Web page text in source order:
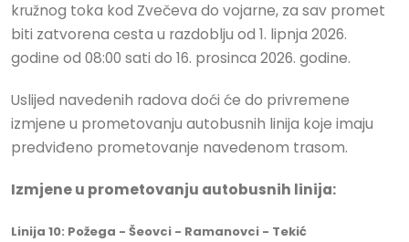
kružnog toka kod Zvečeva do vojarne, za sav promet
biti zatvorena cesta u razdoblju od 1. lipnja 2026.
godine od 08:00 sati do 16. prosinca 2026. godine.
Uslijed navedenih radova doći će do privremene
izmjene u prometovanju autobusnih linija koje imaju
predviđeno prometovanje navedenom trasom.
Izmjene u prometovanju autobusnih linija:
Linija 10: Požega - Šeovci - Ramanovci - Tekić